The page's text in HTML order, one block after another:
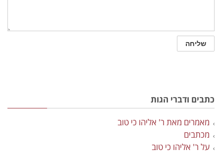
כתבים ודברי הגות
מאמרים מאת ר' אליהו כי טוב
מכתבים
על ר' אליהו כי טוב